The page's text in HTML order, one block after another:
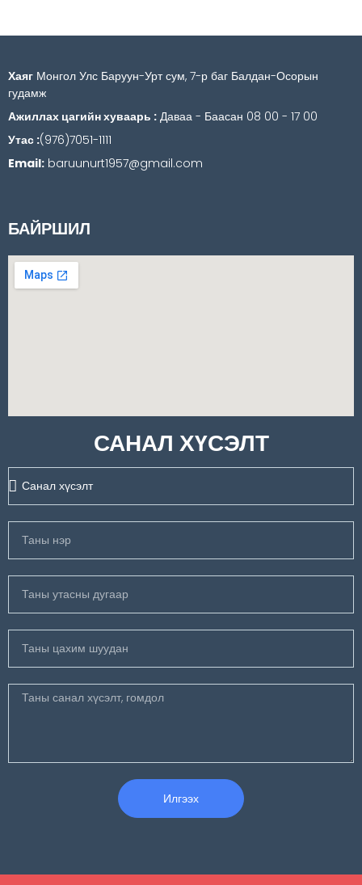
Хаяг Монгол Улс Баруун-Урт сум, 7-р баг Балдан-Осорын
гудамж
Ажиллах цагийн хуваарь : Даваа - Баасан 08 00 - 17 00
Утас :(976)7051-1111
Email: baruunurt1957@gmail.com
БАЙРШИЛ
САНАЛ ХҮСЭЛТ
Илгээх